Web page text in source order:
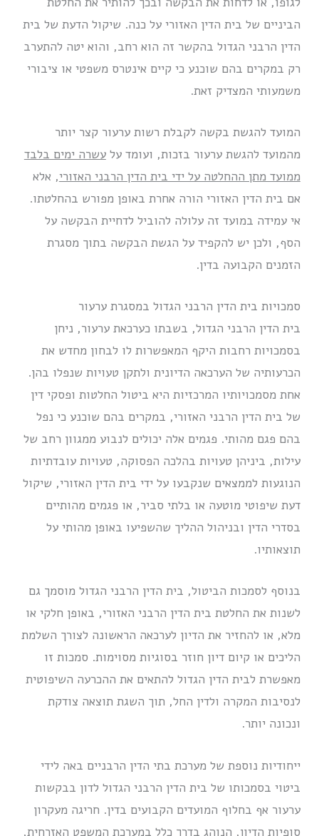
הביניים של בית הדין האזורי על כנה. שיקול הדעת של בית
הדין הרבני הגדול בהקשר זה הוא רחב, והוא יטה להתערב
רק במקרים בהם שוכנע כי קיים אינטרס משפטי או ציבורי
משמעותי המצדיק זאת.
המועד להגשת בקשה לקבלת רשות ערעור קצר יותר
מהמועד להגשת ערעור בזכות, ועומד עלעשרה ימים בלבד
ממועד מתן ההחלטה על ידי בית הדין הרבני האזורי, אלא
אם בית הדין האזורי הורה אחרת באופן מפורש בהחלטתו.
אי עמידה במועד זה עלולה להוביל לדחיית הבקשה על
הסף, ולכן יש להקפיד על הגשת הבקשה בתוך מסגרת
הזמנים הקבועה בדין.
סמכויות בית הדין הרבני הגדול במסגרת ערעור
בית הדין הרבני הגדול, בשבתו כערכאת ערעור, ניחן
בסמכויות רחבות היקף המאפשרות לו לבחון מחדש את
הכרעותיה של הערכאה הדיונית ולתקן טעויות שנפלו בהן.
אחת מסמכויותיו המרכזיות היא ביטול החלטות ופסקי דין
של בית הדין הרבני האזורי, במקרים בהם שוכנע כי נפל
בהם פגם מהותי. פגמים אלה יכולים לנבוע ממגוון רחב של
עילות, ביניהן טעויות בהלכה הפסוקה, טעויות עובדתיות
הנוגעות לממצאים שנקבעו על ידי בית הדין האזורי, שיקול
דעת שיפוטי מוטעה או בלתי סביר, או פגמים מהותיים
בסדרי הדין ובניהול ההליך שהשפיעו באופן מהותי על
תוצאותיו.
בנוסף לסמכות הביטול, בית הדין הרבני הגדול מוסמך גם
לשנות את החלטת בית הדין הרבני האזורי, באופן חלקי או
מלא, או להחזיר את הדיון לערכאה הראשונה לצורך השלמת
הליכים או קיום דיון חוזר בסוגיות מסוימות. סמכות זו
מאפשרת לבית הדין הגדול להתאים את ההכרעה השיפוטית
לנסיבות המקרה ולדין החל, תוך השגת תוצאה צודקת
ונכונה יותר.
ייחודיות נוספת של מערכת בתי הדין הרבניים באה לידי
ביטוי בסמכותו של בית הדין הרבני הגדול לדון בבקשות
ערעור אף בחלוף המועדים הקבועים בדין. חריגה מעקרון
סופיות הדיון, הנוהג בדרך כלל במערכת המשפט האזרחית,